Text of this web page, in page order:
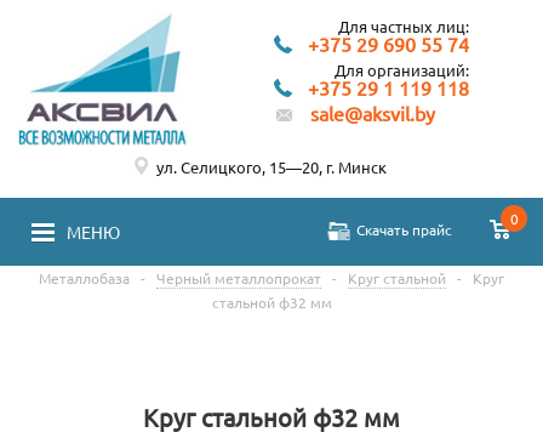
Для частных лиц:
+375 29 690 55 74
Для организаций:
+375 29 1 119 118
sale@aksvil.by
МЕНЮ Скачать прайс
0
ул. Селицкого, 15—20, г. Минск
Металлобаза - Черный металлопрокат - Круг стальной -
Круг
стальной ф32 мм
Круг стальной ф32 мм